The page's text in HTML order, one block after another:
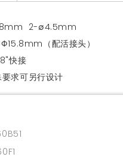
2-∅4.5mm
Φ15.8mm（配活接头）
快接
求可另行设计